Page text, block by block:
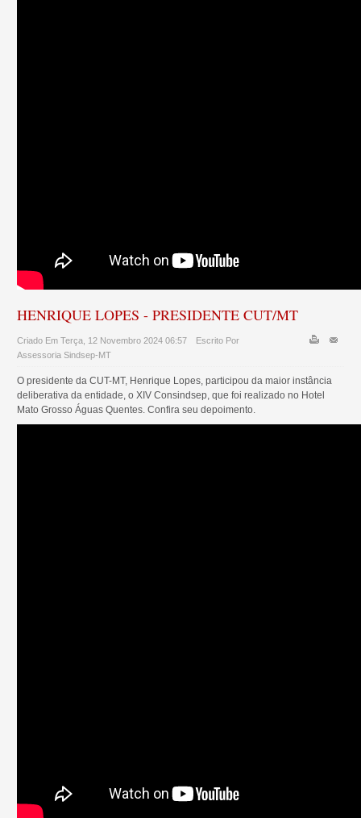
HENRIQUE LOPES - PRESIDENTE CUT/MT
Criado Em Terça, 12 Novembro 2024 06:57
Escrito Por
Assessoria Sindsep-MT
O presidente da CUT-MT, Henrique Lopes, participou da maior instância
deliberativa da entidade, o XIV Consindsep, que foi realizado no Hotel
Mato Grosso Águas Quentes. Confira seu depoimento.